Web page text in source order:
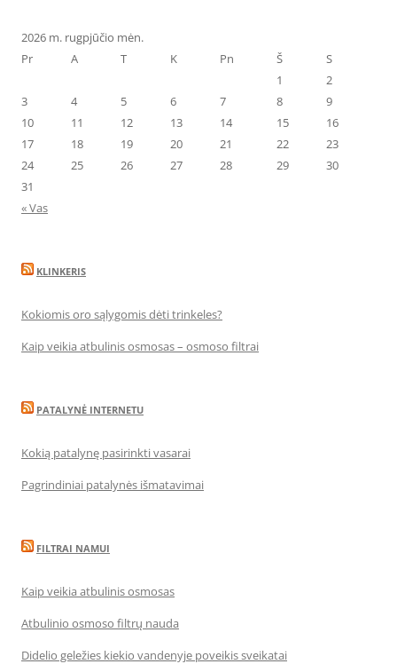
2026 m. rugpjūčio mėn.
Pr
A T K Pn Š
S
1
2
3
4 5 6 7 8
9
10
11 12 13 14 15
16
17
18 19 20 21 22
23
24
25 26 27 28 29
30
31
« Vas
KLINKERIS
Kokiomis oro sąlygomis dėti trinkeles?
Kaip veikia atbulinis osmosas – osmoso filtrai
PATALYNĖ INTERNETU
Kokią patalynę pasirinkti vasarai
Pagrindiniai patalynės išmatavimai
FILTRAI NAMUI
Kaip veikia atbulinis osmosas
Atbulinio osmoso filtrų nauda
Didelio geležies kiekio vandenyje poveikis sveikatai